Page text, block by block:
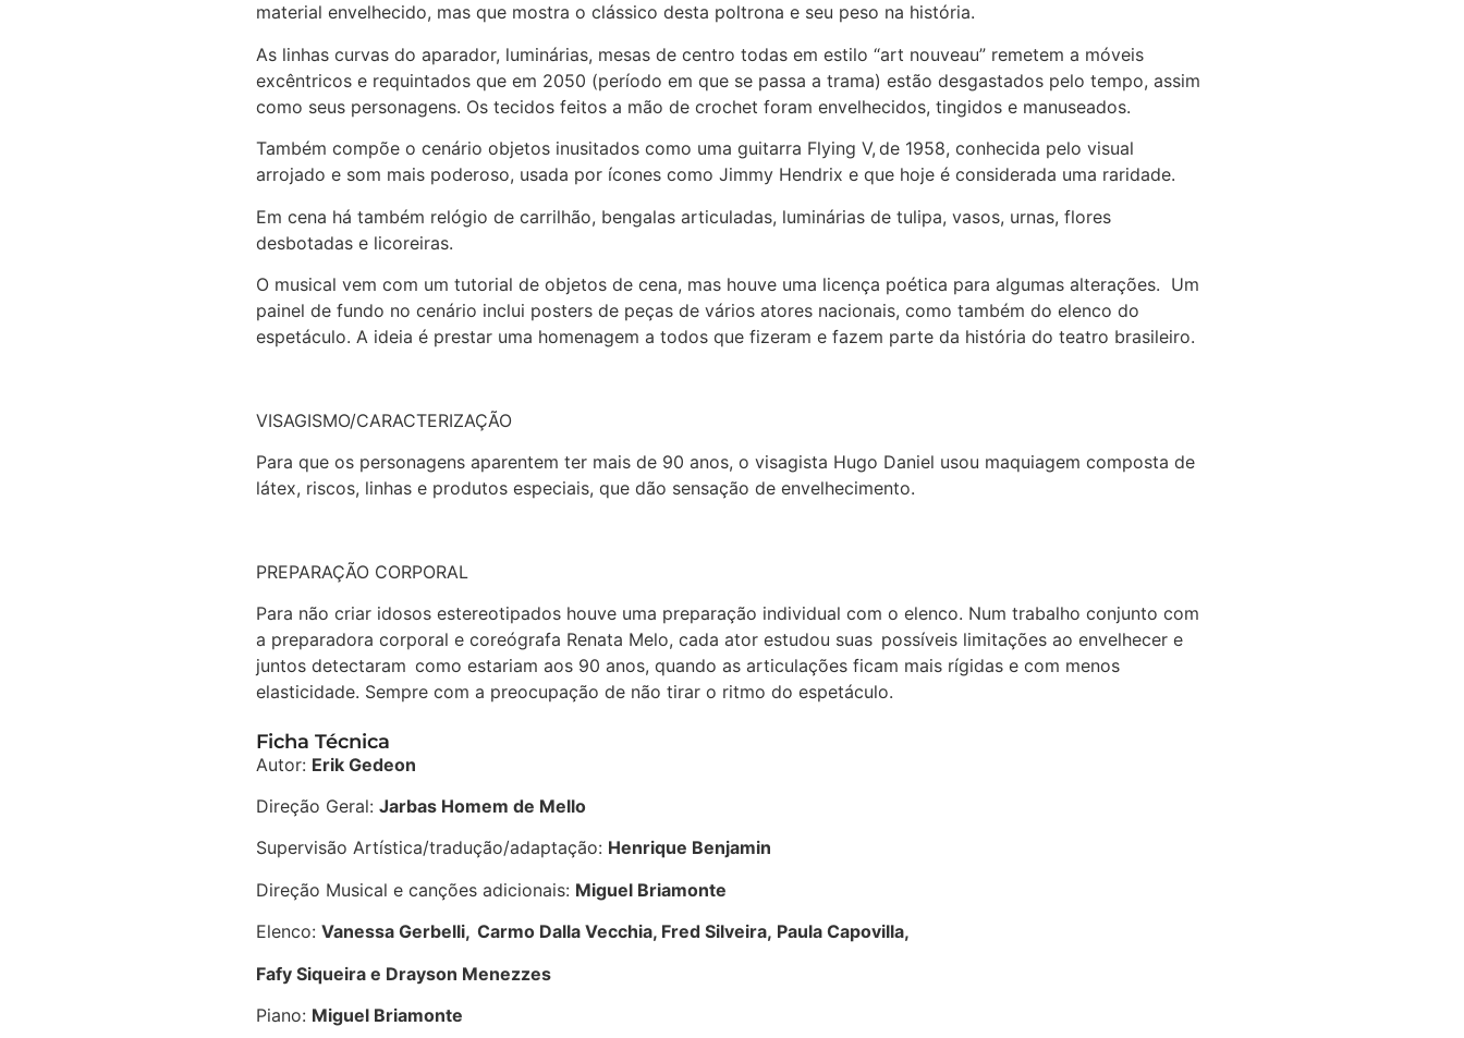
material envelhecido, mas que mostra o clássico desta poltrona e seu peso na história.
As linhas curvas do aparador, luminárias, mesas de centro todas em estilo “art nouveau” remetem a móveis
excêntricos e requintados que em 2050 (período em que se passa a trama) estão desgastados pelo tempo, assim
como seus personagens. Os tecidos feitos a mão de crochet foram envelhecidos, tingidos e manuseados.
Também compõe o cenário objetos inusitados como uma guitarra Flying V, de 1958, conhecida pelo visual
arrojado e som mais poderoso, usada por ícones como Jimmy Hendrix e que hoje é considerada uma raridade.
Em cena há também relógio de carrilhão, bengalas articuladas, luminárias de tulipa, vasos, urnas, flores
desbotadas e licoreiras.
O musical vem com um tutorial de objetos de cena, mas houve uma licença poética para algumas alterações. Um
painel de fundo no cenário inclui posters de peças de vários atores nacionais, como também do elenco do
espetáculo. A ideia é prestar uma homenagem a todos que fizeram e fazem parte da história do teatro brasileiro.
VISAGISMO/CARACTERIZAÇÃO
Para que os personagens aparentem ter mais de 90 anos, o visagista Hugo Daniel usou maquiagem composta de
látex, riscos, linhas e produtos especiais, que dão sensação de envelhecimento.
PREPARAÇÃO CORPORAL
Para não criar idosos estereotipados houve uma preparação individual com o elenco. Num trabalho conjunto com
a preparadora corporal e coreógrafa Renata Melo, cada ator estudou suas possíveis limitações ao envelhecer e
juntos detectaram como estariam aos 90 anos, quando as articulações ficam mais rígidas e com menos
elasticidade. Sempre com a preocupação de não tirar o ritmo do espetáculo.
Ficha Técnica
Autor: Erik Gedeon
Direção Geral:Jarbas Homem de Mello
Supervisão Artística/tradução/adaptação: Henrique Benjamin
Direção Musical e canções adicionais: Miguel Briamonte
Elenco:Vanessa Gerbelli, Carmo Dalla Vecchia, Fred Silveira, Paula Capovilla,
Fafy Siqueira e Drayson Menezzes
Piano: Miguel Briamonte